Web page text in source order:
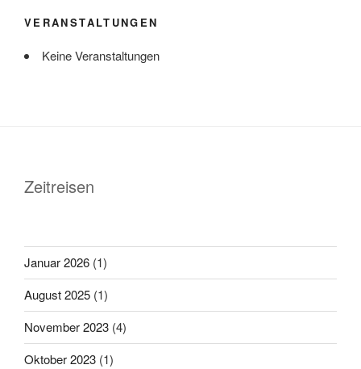
VERANSTALTUNGEN
Keine Veranstaltungen
Zeitreisen
Januar 2026 (1)
August 2025 (1)
November 2023 (4)
Oktober 2023 (1)